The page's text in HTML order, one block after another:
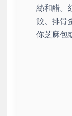
絲和醋。
餃、排骨
你芝麻包